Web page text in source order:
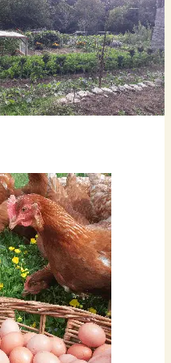
être lâchées dans les jardins
d'automne. Ainsi, en grattant et
rien n'est perdu, les légumes
compléter leurs repas.